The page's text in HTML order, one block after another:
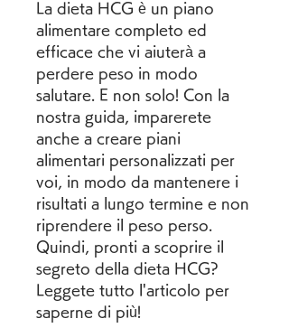
La dieta HCG è un piano
alimentare completo ed
efficace che vi aiuterà a
perdere peso in modo
salutare. E non solo! Con la
nostra guida, imparerete
anche a creare piani
alimentari personalizzati per
voi, in modo da mantenere i
risultati a lungo termine e non
riprendere il peso perso.
Quindi, pronti a scoprire il
segreto della dieta HCG?
Leggete tutto l'articolo per
saperne di più!